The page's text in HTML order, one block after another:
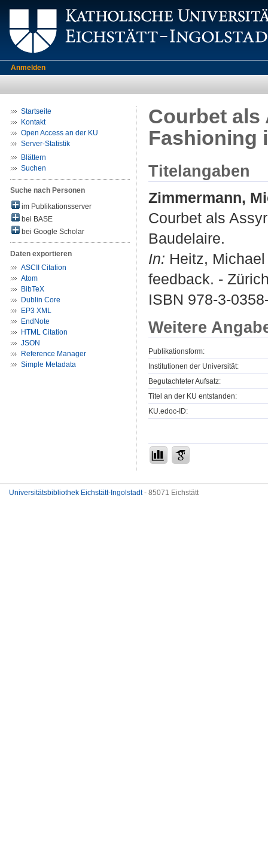
Anmelden
Startseite
Kontakt
Open Access an der KU
Server-Statistik
Blättern
Suchen
Suche nach Personen
im Publikationsserver
bei BASE
bei Google Scholar
Daten exportieren
ASCII Citation
Atom
BibTeX
Dublin Core
EP3 XML
EndNote
HTML Citation
JSON
Reference Manager
Simple Metadata
Courbet als
Fashioning
Titelangaben
Zimmermann,
Courbet als
Baudelaire.
In: Heitz,
feedback. -
ISBN 978-3-
Weitere
Publikationsform:
Institutionen der Universität:
Begutachteter Aufsatz:
Titel an der KU entstanden:
KU.edoc-ID:
Universitätsbibliothek Eichstätt-Ingolstadt- 85071 Eichstätt